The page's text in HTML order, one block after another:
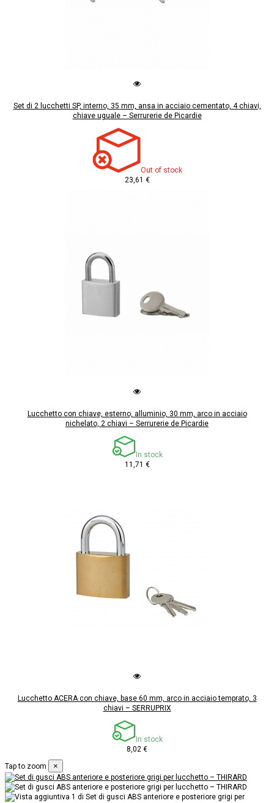
Set di 2 lucchetti SP, interno, 35 mm, ansa in acciaio cementato, 4 chiavi,
chiave uguale – Serrurerie de Picardie
Out of stock
23,61 €
Lucchetto con chiave, esterno, alluminio, 30 mm, arco in acciaio
nichelato, 2 chiavi – Serrurerie de Picardie
In stock
11,71 €
Lucchetto ACERA con chiave, base 60 mm, arco in acciaio temprato, 3
chiavi – SERRUPRIX
In stock
8,02 €
Tap to zoom
×